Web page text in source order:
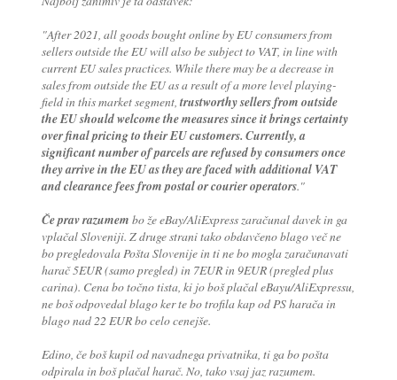
"After 2021, all goods bought online by EU consumers from
sellers outside the EU will also be subject to VAT, in line with
current EU sales practices. While there may be a decrease in
sales from outside the EU as a result of a more level playing-
field in this market segment, trustworthy sellers from outside
the EU should welcome the measures since it brings certainty
over final pricing to their EU customers. Currently, a
significant number of parcels are refused by consumers once
they arrive in the EU as they are faced with additional VAT
and clearance fees from postal or courier operators."
Če prav razumem bo že eBay/AliExpress zaračunal davek in ga
vplačal Sloveniji. Z druge strani tako obdavčeno blago več ne
bo pregledovala Pošta Slovenije in ti ne bo mogla zaračunavati
harač 5EUR (samo pregled) in 7EUR in 9EUR (pregled plus
carina). Cena bo točno tista, ki jo boš plačal eBayu/AliExpressu,
ne boš odpovedal blago ker te bo trofila kap od PS harača in
blago nad 22 EUR bo celo cenejše.
Edino, če boš kupil od navadnega privatnika, ti ga bo pošta
odpirala in boš plačal harač. No, tako vsaj jaz razumem.